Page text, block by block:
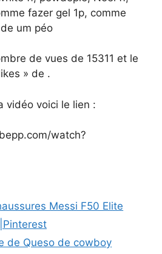
fazer gel 1p, comme
um péo
de vues de 15311 et le
» de .
vidéo voici le lien :
watch?
Messi F50 Elite
de Queso de cowboy